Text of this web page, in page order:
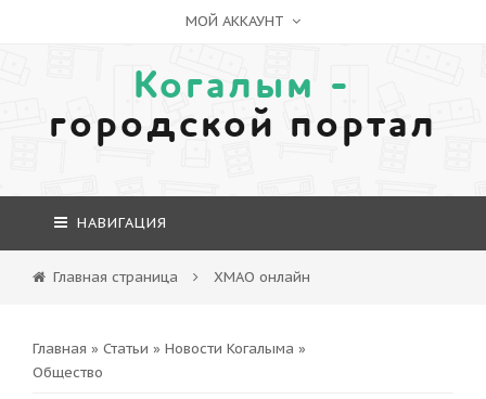
МОЙ АККАУНТ
Когалым -
городской портал
НАВИГАЦИЯ
Главная страница ХМАО онлайн
Главная » Статьи » Новости Когалыма »
Общество